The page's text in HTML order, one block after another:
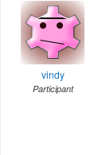
vindy
Participant